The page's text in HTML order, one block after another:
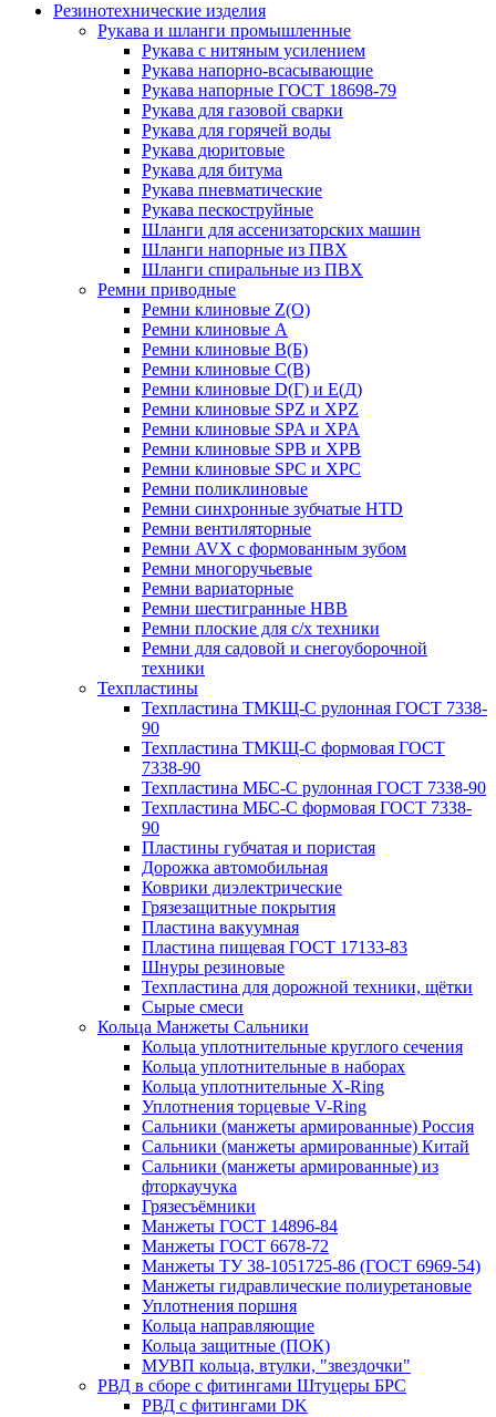
Резинотехнические изделия
Рукава и шланги промышленные
Рукава с нитяным усилением
Рукава напорно-всасывающие
Рукава напорные ГОСТ 18698-79
Рукава для газовой сварки
Рукава для горячей воды
Рукава дюритовые
Рукава для битума
Рукава пневматические
Рукава пескоструйные
Шланги для ассенизаторских машин
Шланги напорные из ПВХ
Шланги спиральные из ПВХ
Ремни приводные
Ремни клиновые Z(О)
Ремни клиновые А
Ремни клиновые В(Б)
Ремни клиновые С(В)
Ремни клиновые D(Г) и Е(Д)
Ремни клиновые SPZ и XPZ
Ремни клиновые SPA и XPA
Ремни клиновые SPB и XPB
Ремни клиновые SPC и XPC
Ремни поликлиновые
Ремни синхронные зубчатые HTD
Ремни вентиляторные
Ремни AVX с формованным зубом
Ремни многоручьевые
Ремни вариаторные
Ремни шестигранные HBB
Ремни плоские для с/х техники
Ремни для садовой и снегоуборочной
техники
Техпластины
Техпластина ТМКЩ-С рулонная ГОСТ 7338-
90
Техпластина ТМКЩ-С формовая ГОСТ
7338-90
Техпластина МБС-С рулонная ГОСТ 7338-90
Техпластина МБС-С формовая ГОСТ 7338-
90
Пластины губчатая и пористая
Дорожка автомобильная
Коврики диэлектрические
Грязезащитные покрытия
Пластина вакуумная
Пластина пищевая ГОСТ 17133-83
Шнуры резиновые
Техпластина для дорожной техники, щётки
Сырые смеси
Кольца Манжеты Сальники
Кольца уплотнительные круглого сечения
Кольца уплотнительные в наборах
Кольца уплотнительные Х-Ring
Уплотнения торцевые V-Ring
Сальники (манжеты армированные) Россия
Сальники (манжеты армированные) Китай
Сальники (манжеты армированные) из
фторкаучука
Грязесъёмники
Манжеты ГОСТ 14896-84
Манжеты ГОСТ 6678-72
Манжеты ТУ 38-1051725-86 (ГОСТ 6969-54)
Манжеты гидравлические полиуретановые
Уплотнения поршня
Кольца направляющие
Кольца защитные (ПОК)
МУВП кольца, втулки, "звездочки"
РВД в сборе с фитингами Штуцеры БРС
РВД с фитингами DK